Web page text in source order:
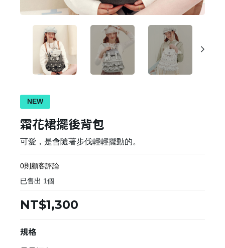
NEW
霜花裙擺後背包
可愛，是會隨著步伐輕輕擺動的。
0則顧客評論
已售出 1個
NT$1,300
規格